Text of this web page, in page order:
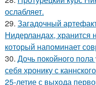
ослабляет.
29. Загадочный
Нидерландах, хранится
который напоминает
30. Дочь покойного
себя хронику с
25-летие с выхода